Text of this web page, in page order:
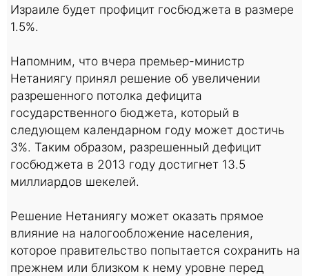
Израиле будет профицит госбюджета в размере
1.5%.
Напомним, что вчера премьер-министр
Нетаниягу принял решение об увеличении
разрешенного потолка дефицита
государственного бюджета, который в
следующем календарном году может достичь
3%. Таким образом, разрешенный дефицит
госбюджета в 2013 году достигнет 13.5
миллиардов шекелей.
Решение Нетаниягу может оказать прямое
влияние на налогообложение населения,
которое правительство попытается сохранить на
прежнем или близком к нему уровне перед